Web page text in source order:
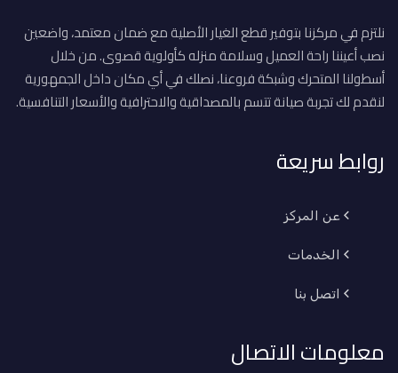
نلتزم في مركزنا بتوفير قطع الغيار الأصلية مع ضمان معتمد، واضعين
نصب أعيننا راحة العميل وسلامة منزله كأولوية قصوى. من خلال
أسطولنا المتحرك وشبكة فروعنا، نصلك في أي مكان داخل الجمهورية
لنقدم لك تجربة صيانة تتسم بالمصداقية والاحترافية والأسعار التنافسية.
روابط سريعة
عن المركز
الخدمات
اتصل بنا
معلومات الاتصال